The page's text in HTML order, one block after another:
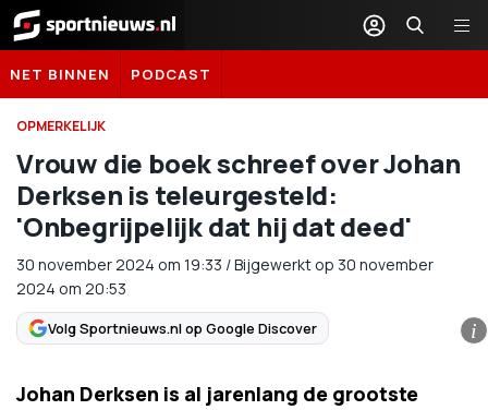
Sportnieuws.nl
NET BINNEN PODCAST
OPMERKELIJK
Vrouw die boek schreef over Johan
Derksen is teleurgesteld:
'Onbegrijpelijk dat hij dat deed'
30 november 2024 om 19:33 /Bijgewerkt op 30 november
2024 om 20:53
Volg Sportnieuws.nl op Google Discover i
Johan Derksen is al jarenlang de grootste